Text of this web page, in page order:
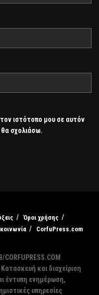
ιστότοπο μου σε αυτόν
σχολιάσω.
Όροι χρήσης
CorfuPress.com
Κατασκευή και διαχείριση
έντυπη ενημέρωση,
υπηρεσίες